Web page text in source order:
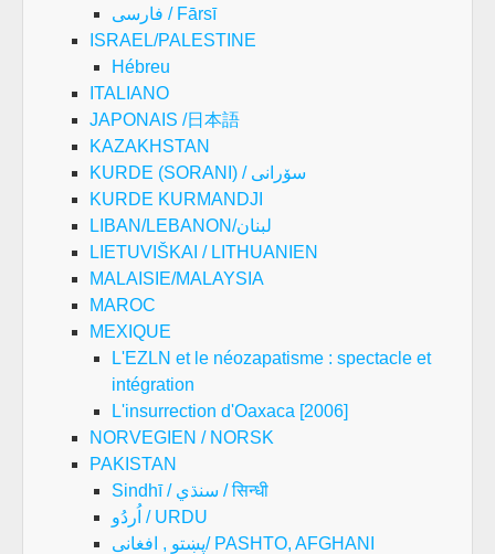
فارسی / Fārsī
ISRAEL/PALESTINE
Hébreu
ITALIANO
JAPONAIS /日本語
KAZAKHSTAN
KURDE (SORANI) / سۆرانی
KURDE KURMANDJI
LIBAN/LEBANON/لبنان
LIETUVIŠKAI / LITHUANIEN
MALAISIE/MALAYSIA
MAROC
MEXIQUE
L'EZLN et le néozapatisme : spectacle et
intégration
L'insurrection d'Oaxaca [2006]
NORVEGIEN / NORSK
PAKISTAN
Sindhī / سنڌي / सिन्धी
اُردُو / URDU
پښتو , افغانی/ PASHTO, AFGHANI